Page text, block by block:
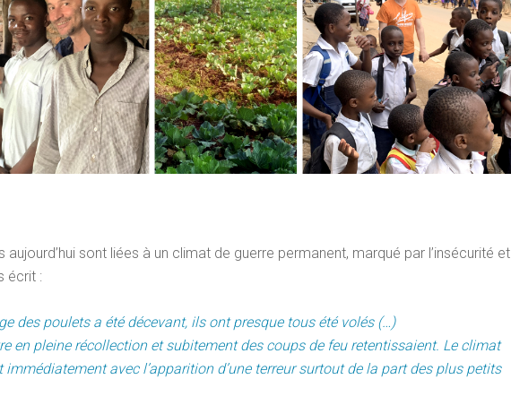
sont liées à un climat de guerre permanent, marqué par l’insécurité et
écrit :
des poulets a été décevant, ils ont presque tous été volés (…)
en pleine récollection et subitement des coups de feu retentissaient. Le climat
immédiatement avec l’apparition d’une terreur surtout de la part des plus petits